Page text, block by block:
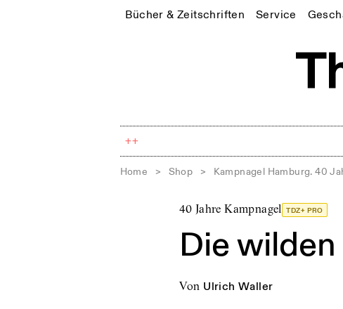
Bücher & Zeitschriften Service
++
Home > Shop > Kampnagel Hamburg. 40
40 Jahre Kampnagel TDZ+ PRO
Die
von Ulrich Waller